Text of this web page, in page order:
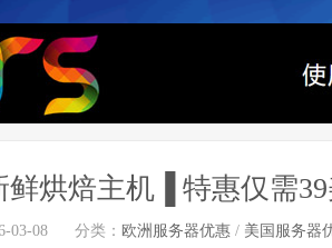
鲜烘焙主机▐ 特惠仅需
03-08 分类： 欧洲服务器优惠 / 美国服务器